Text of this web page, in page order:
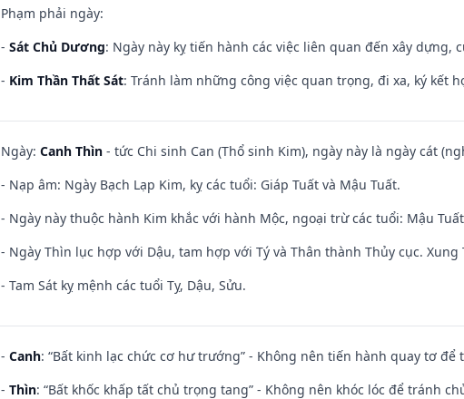
Phạm phải ngày:
- Sát Chủ Dương: Ngày này kỵ tiến hành các việc liên quan đến xây
- Kim Thần Thất Sát: Tránh làm những công việc quan trọng, đi xa, ký kết
Ngày: Canh Thìn - tức Chi sinh Can (Thổ sinh Kim), ngày này là ngày cát
- Nạp âm: Ngày Bạch Lạp Kim, kỵ các tuổi: Giáp Tuất và Mậu Tuất.
- Ngày này thuộc hành Kim khắc với hành Mộc, ngoại trừ các tuổi: Mậu
- Ngày Thìn lục hợp với Dậu, tam hợp với Tý và Thân thành Thủy cục.
- Tam Sát kỵ mệnh các tuổi Tỵ, Dậu, Sửu.
- Canh: “Bất kinh lạc chức cơ hư trướng” - Không nên tiến hành quay tơ
- Thìn: “Bất khốc khấp tất chủ trọng tang” - Không nên khóc lóc để tránh